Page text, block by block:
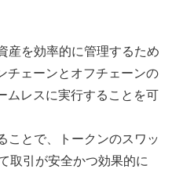
産を効率的に管理するため
チェーンとオフチェーンの
ムレスに実行することを可
ことで、トークンのスワッ
取引が安全かつ効果的に